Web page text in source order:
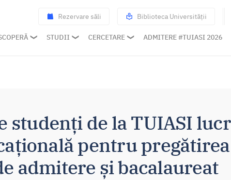
Rezervare săli Biblioteca Universității
STUDII CERCETARE ADMITERE #TUIASI 2026
studenți de la TUIASI
pentru
admitere și bacalaureat